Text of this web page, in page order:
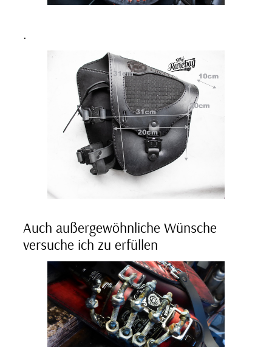
.
Auch außergewöhnliche Wünsche
versuche ich zu erfüllen